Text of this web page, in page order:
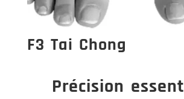
F3 Tai Chong
Précision